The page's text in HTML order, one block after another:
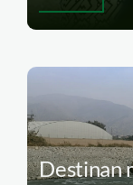
Destinan